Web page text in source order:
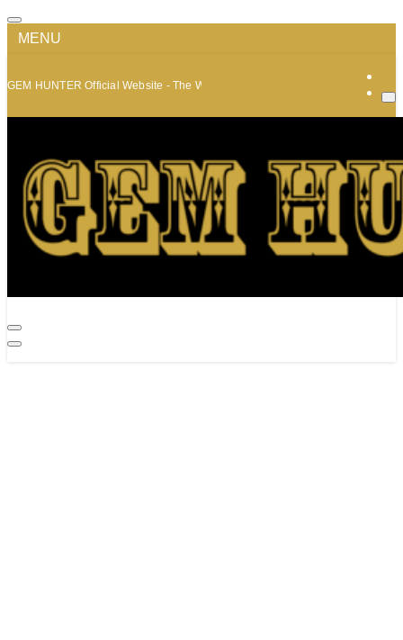
MENU
GEM HUNTER Official Website - The World of Minerals and Jewelry